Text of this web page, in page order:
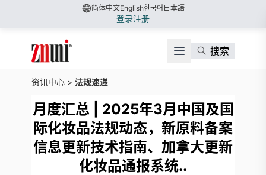
简体中文English한국어 日本語
登录注册
搜索
资讯中心 > 法规速递
月度汇总 | 2025年3月中国及国
际化妆品法规动态，新原料备案
信息更新技术指南、加拿大更新
化妆品通报系统..